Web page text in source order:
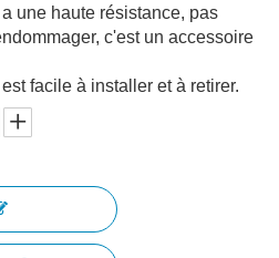
une haute résistance, pas
c'est un accessoire
facile à installer et à retirer.